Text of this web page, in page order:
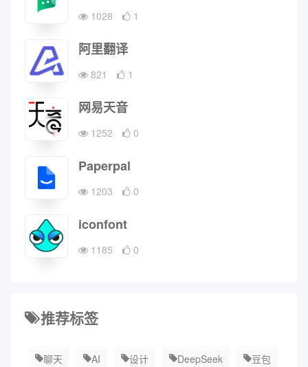
1028 1
阿里翻译
821 1
网易天音
1252 0
Paperpal
1203 0
iconfont
1185 0
推荐标签
聊天 AI 设计 DeepSeek 豆包